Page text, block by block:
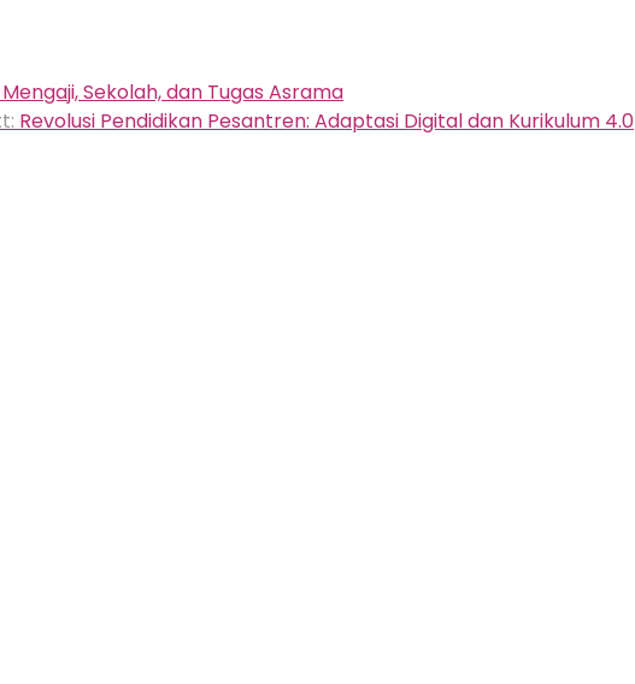
Sekolah, dan Tugas Asrama
Revolusi Pendidikan Pesantren: Adaptasi Digital dan Kurikulum 4.0